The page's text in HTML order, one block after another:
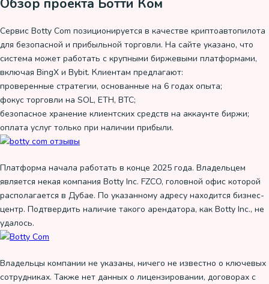
Обзор проекта Ботти Ком
Сервис Botty Com позиционируется в качестве криптоавтопилота
для безопасной и прибыльной торговли. На сайте указано, что
система может работать с крупными биржевыми платформами,
включая BingX и Bybit. Клиентам предлагают:
проверенные стратегии, основанные на 6 годах опыта;
фокус торговли на SOL, ETH, BTC;
безопасное хранение клиентских средств на аккаунте биржи;
оплата услуг только при наличии прибыли.
Платформа начала работать в конце 2025 года. Владельцем
является некая компания Botty Inc. FZCO, головной офис которой
располагается в Дубае. По указанному адресу находится бизнес-
центр. Подтвердить наличие такого арендатора, как Botty Inc., не
удалось.
Владельцы компании не указаны, ничего не известно о ключевых
сотрудниках. Также нет данных о лицензировании, договорах с